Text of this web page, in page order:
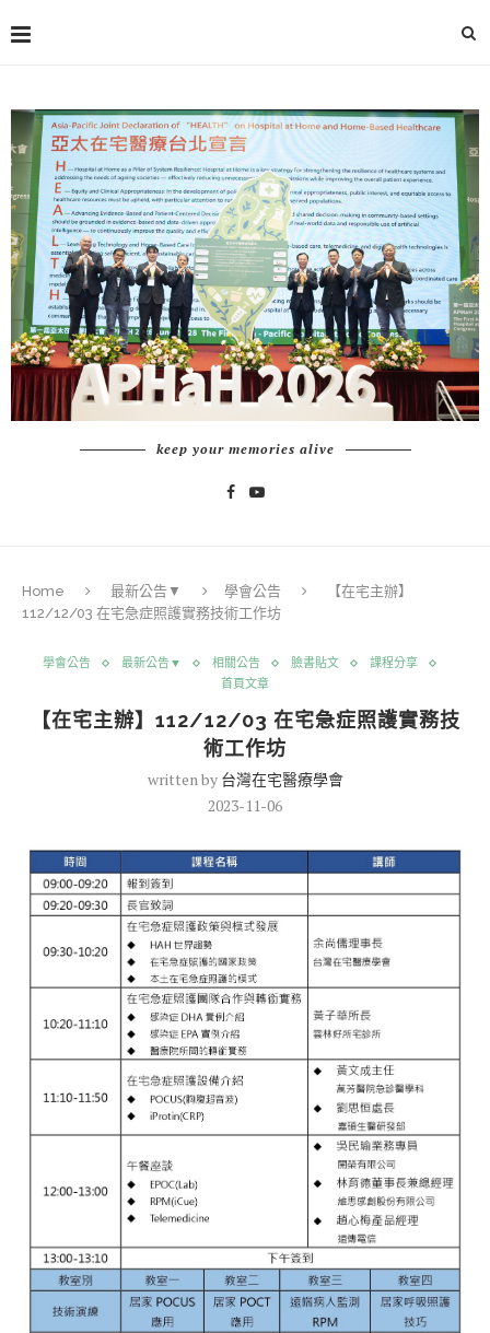
keep your memories alive
Home 最新公告▼ 學會公告
【在宅主辦】
112/12/03 在宅急症照護實務技術工作坊
學會公告 最新公告▼ 相關公告 臉書貼文
課程分享
首頁文章
【在宅主辦】112/12/03 在宅急症照護實務技
術工作坊
written by 台灣在宅醫療學會
2023-11-06